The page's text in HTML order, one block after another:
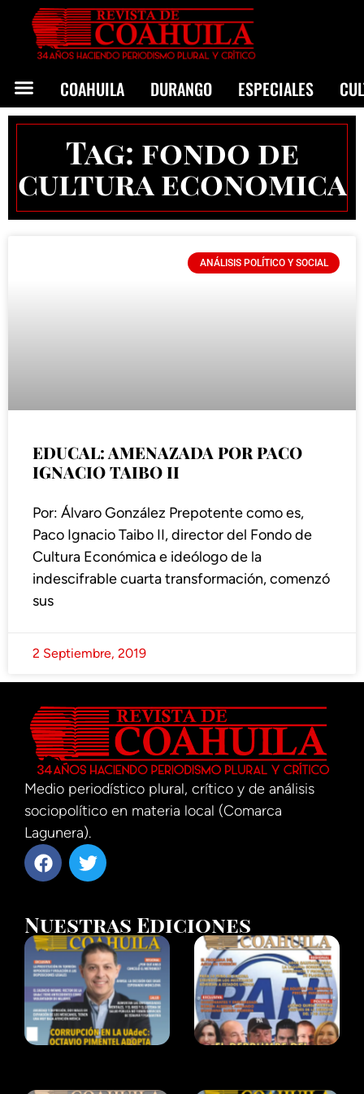
COAHUILA DURANGO ESPECIALES
Tag: fondo de
cultura economica
ANÁLISIS POLÍTICO Y SOCIAL
EDUCAL: AMENAZADA POR PACO
IGNACIO TAIBO II
Por: Álvaro González Prepotente como es,
Paco Ignacio Taibo II, director del Fondo de
Cultura Económica e ideólogo de la
indescifrable cuarta transformación, comenzó
sus
2 Septiembre, 2019
Medio periodístico plural, crítico y de análisis
sociopolítico en materia local (Comarca
Lagunera).
Nuestras Ediciones